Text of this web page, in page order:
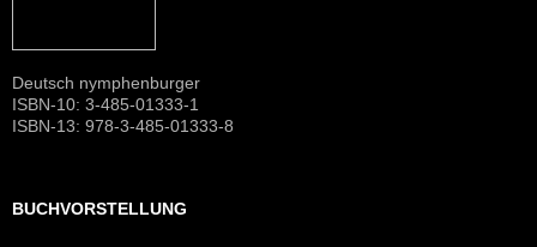
Deutsch nymphenburger
ISBN-10: 3-485-01333-1
ISBN-13: 978-3-485-01333-8
BUCHVORSTELLUNG